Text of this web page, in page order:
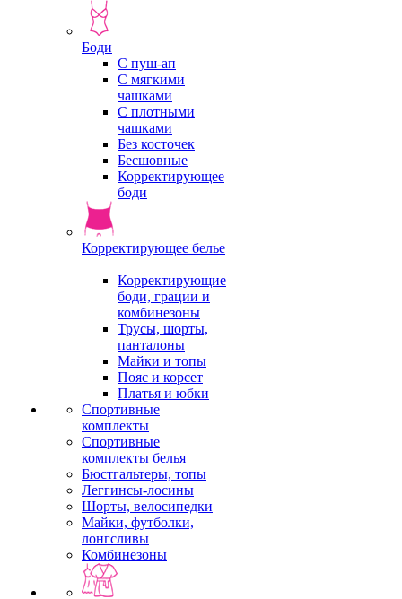
Боди
С пуш-ап
С мягкими
чашками
С плотными
чашками
Без косточек
Бесшовные
Корректирующее
боди
Корректирующее белье
Корректирующие
боди, грации и
комбинезоны
Трусы, шорты,
панталоны
Майки и топы
Пояс и корсет
Платья и юбки
Спортивные
комплекты
Спортивные
комплекты белья
Бюстгальтеры, топы
Леггинсы-лосины
Шорты, велосипедки
Майки, футболки,
лонгсливы
Комбинезоны